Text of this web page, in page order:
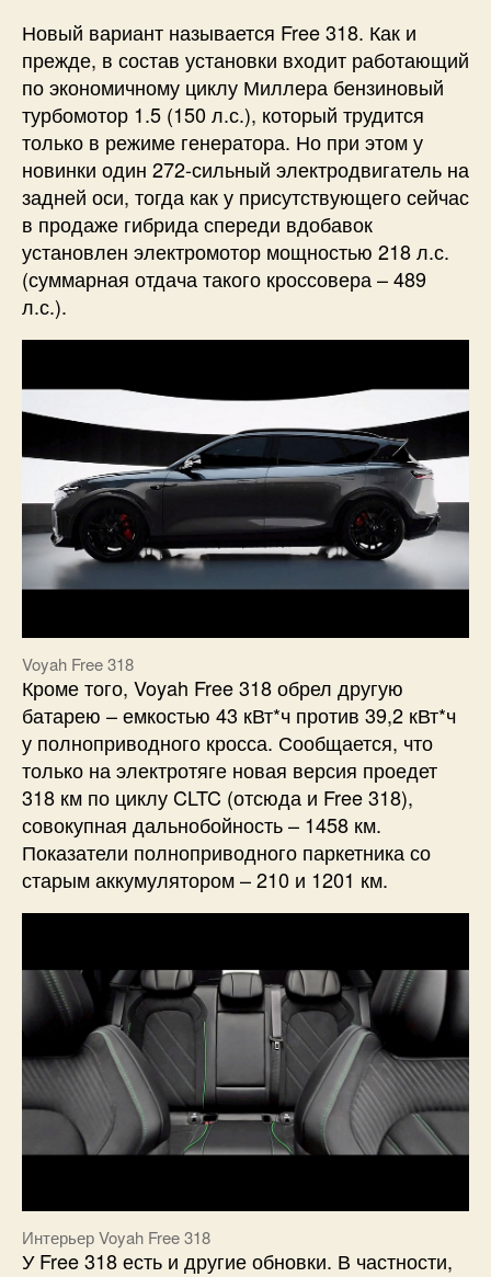
Новый вариант называется Free 318. Как и
прежде, в состав установки входит работающий
по экономичному циклу Миллера бензиновый
турбомотор 1.5 (150 л.с.), который трудится
только в режиме генератора. Но при этом у
новинки один 272-сильный электродвигатель на
задней оси, тогда как у присутствующего сейчас
в продаже гибрида спереди вдобавок
установлен электромотор мощностью 218 л.с.
(суммарная отдача такого кроссовера – 489
л.с.).
Voyah Free 318
Кроме того, Voyah Free 318 обрел другую
батарею – емкостью 43 кВт*ч против 39,2 кВт*ч
у полноприводного кросса. Сообщается, что
только на электротяге новая версия проедет
318 км по циклу CLTC (отсюда и Free 318),
совокупная дальнобойность – 1458 км.
Показатели полноприводного паркетника со
старым аккумулятором – 210 и 1201 км.
Интерьер Voyah Free 318
У Free 318 есть и другие обновки. В частности,